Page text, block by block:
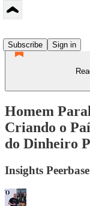
Subscribe
Sign in
Homem
Criando o
do Dinheiro
Insights